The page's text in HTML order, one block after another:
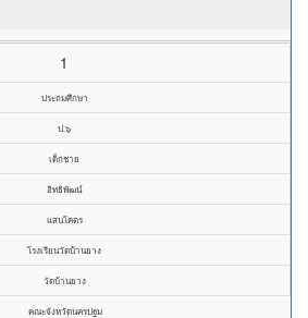
1
ประถมศึกษา
ป.๖
เด็กชาย
อิทธิพัฒน์
แสนโคตร
โรงเรียนวัดบ้านยาง
วัดบ้านยาง
คณะจังหวัดนครปฐม